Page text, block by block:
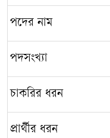
পদের নাম
পদসংখ্যা
চাকরির ধরন
প্রার্থীর ধরন